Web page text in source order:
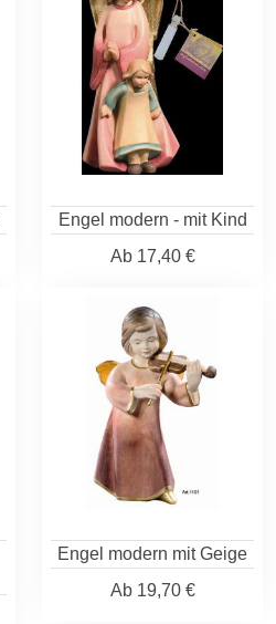
Engel modern - mit Kind
Ab17,40 €
Engel modern mit Geige
Ab19,70 €